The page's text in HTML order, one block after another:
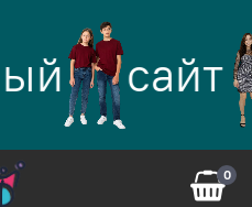
сайт
0